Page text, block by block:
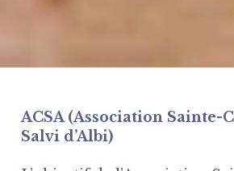
ACSA (Association Sainte-
Salvi d’Albi)